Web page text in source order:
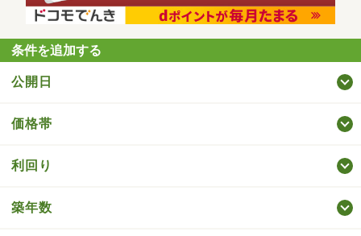
条件を追加する
公開日
価格帯
利回り
築年数